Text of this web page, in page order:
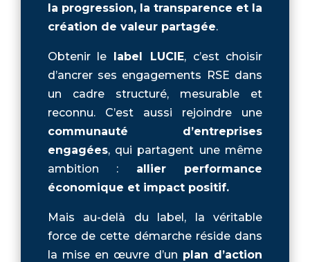
la progression, la transparence et la
création de valeur partagée.
Obtenir le label LUCIE, c’est choisir
d’ancrer ses engagements RSE dans
un cadre structuré, mesurable et
reconnu. C’est aussi rejoindre une
communauté d’entreprises
engagées, qui partagent une même
ambition : allier performance
économique et impact positif.
Mais au-delà du label, la véritable
force de cette démarche réside dans
la mise en œuvre d’un plan d’action